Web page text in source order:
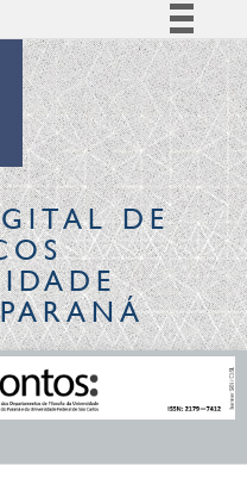
Simplifique!
Comunica BR
Participe
Acesso à informação
Legislação
CanaisDE